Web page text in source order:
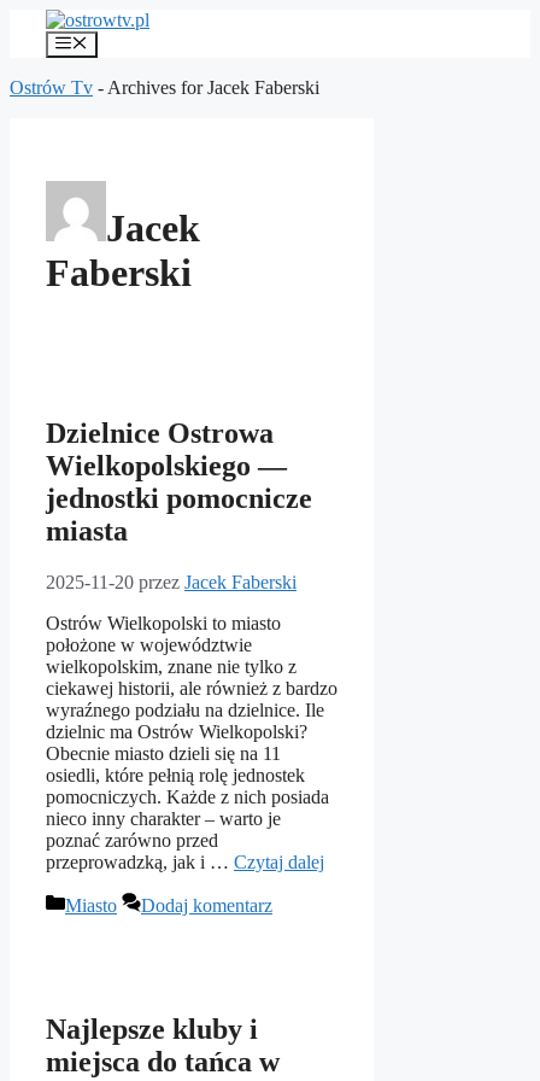
Przejdź
treści
Menu
Ostrów Tv - Archives for Jacek Faberski
Jacek
Faberski
Dzielnice Ostrowa
Wielkopolskiego —
jednostki pomocnicze
miasta
2025-11-20 przez Jacek Faberski
Ostrów Wielkopolski to miasto
położone w województwie
wielkopolskim, znane nie tylko z
ciekawej historii, ale również z bardzo
wyraźnego podziału na dzielnice. Ile
dzielnic ma Ostrów Wielkopolski?
Obecnie miasto dzieli się na 11
osiedli, które pełnią rolę jednostek
pomocniczych. Każde z nich posiada
nieco inny charakter – warto je
poznać zarówno przed
przeprowadzką, jak i … Czytaj dalej
Kategorie
Miasto Dodaj komentarz
Najlepsze kluby i
miejsca do tańca w